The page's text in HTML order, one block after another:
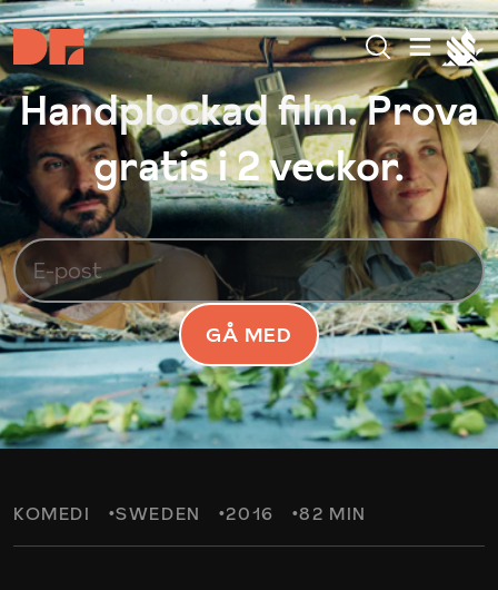
Handplockad film. Prova
gratis i 2 veckor.
GÅ MED
KOMEDI SWEDEN 2016 82 MIN